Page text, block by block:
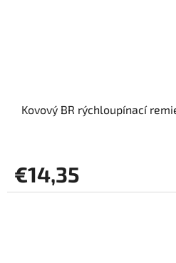
Kovový BR rýchloupínací
€14,35